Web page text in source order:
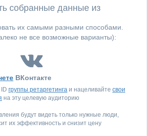
собранные данные из
их самыми разными способами.
не все возможные варианты):
ВКонтакте
группы ретаргетинга и нацеливайте свои
на эту целевую аудиторию
будут видеть только нужные люди,
их эффективность и снизит цену